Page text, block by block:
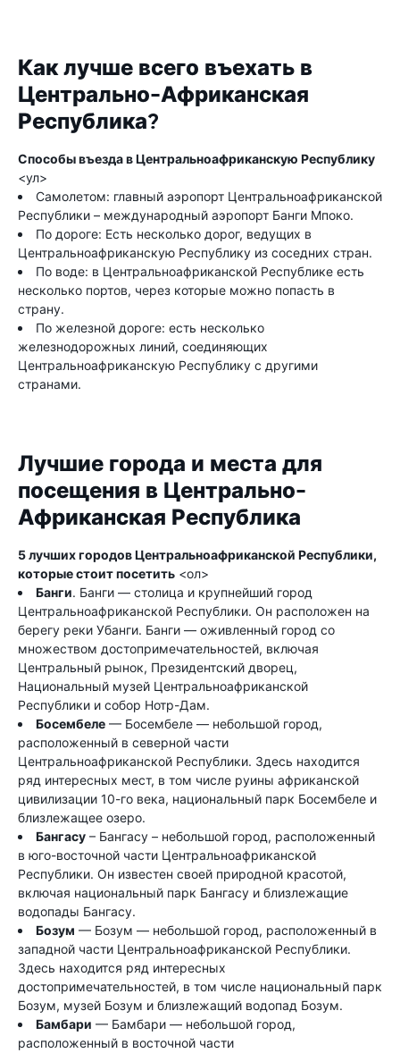
Как лучше всего въехать в
Центрально-Африканская
Республика?
Способы въезда в Центральноафриканскую Республику
<ул>
Самолетом: главный аэропорт Центральноафриканской
Республики – международный аэропорт Банги Мпоко.
По дороге: Есть несколько дорог, ведущих в
Центральноафриканскую Республику из соседних стран.
По воде: в Центральноафриканской Республике есть
несколько портов, через которые можно попасть в
страну.
По железной дороге: есть несколько
железнодорожных линий, соединяющих
Центральноафриканскую Республику с другими
странами.
Лучшие города и места для
посещения в Центрально-
Африканская Республика
5 лучших городов Центральноафриканской Республики,
которые стоит посетить <ол>
Банги. Банги — столица и крупнейший город
Центральноафриканской Республики. Он расположен на
берегу реки Убанги. Банги — оживленный город со
множеством достопримечательностей, включая
Центральный рынок, Президентский дворец,
Национальный музей Центральноафриканской
Республики и собор Нотр-Дам.
Босембеле — Босембеле — небольшой город,
расположенный в северной части
Центральноафриканской Республики. Здесь находится
ряд интересных мест, в том числе руины африканской
цивилизации 10-го века, национальный парк Босембеле и
близлежащее озеро.
Бангасу – Бангасу – небольшой город, расположенный
в юго-восточной части Центральноафриканской
Республики. Он известен своей природной красотой,
включая национальный парк Бангасу и близлежащие
водопады Бангасу.
Бозум — Бозум — небольшой город, расположенный в
западной части Центральноафриканской Республики.
Здесь находится ряд интересных
достопримечательностей, в том числе национальный парк
Бозум, музей Бозум и близлежащий водопад Бозум.
Бамбари — Бамбари — небольшой город,
расположенный в восточной части